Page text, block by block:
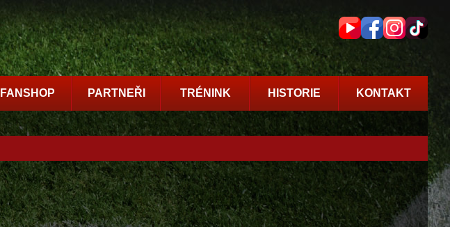
FANSHOP PARTNEŘI TRÉNINK HISTORIE KONTAKT